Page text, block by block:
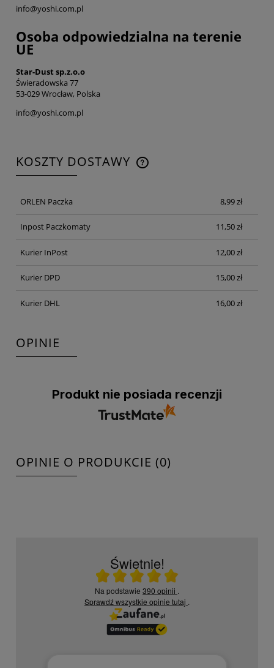
info@yoshi.com.pl
Osoba odpowiedzialna na terenie
UE
Star-Dust sp.z.o.o
Świeradowska 77
53-029 Wrocław, Polska
info@yoshi.com.pl
KOSZTY DOSTAWY
CENA NIE ZAWIERA EWENTUALNYCH KOSZTÓW
ORLEN Paczka
8,99 zł
Inpost Paczkomaty 11,50 zł
Kurier InPost 12,00 zł
Kurier DPD 15,00 zł
Kurier DHL 16,00 zł
OPINIE
Produkt nie posiada recenzji
OPINIE O PRODUKCIE (0)
Świetnie!
Ocena średnia 5 na 5
Na podstawie 390 opinii .
Sprawdź wszystkie opinie tutaj .